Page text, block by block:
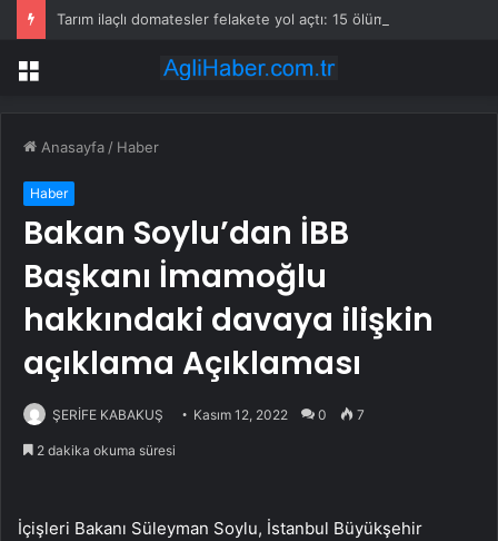
Menü
Anasayfa / Haber
Haber
Bakan Soylu’dan İBB
Başkanı İmamoğlu
hakkındaki davaya ilişkin
açıklama Açıklaması
ŞERİFE KABAKUŞ Kasım 12, 2022 0 7
2 dakika okuma süresi
İçişleri Bakanı Süleyman Soylu, İstanbul Büyükşehir